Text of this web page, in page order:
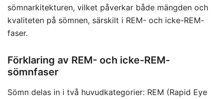
sömnarkitekturen, vilket påverkar både mängden och
kvaliteten på sömnen, särskilt i REM- och icke-REM-
faser.
Förklaring av REM- och icke-REM-
sömnfaser
Sömn delas in i två huvudkategorier: REM (Rapid Eye